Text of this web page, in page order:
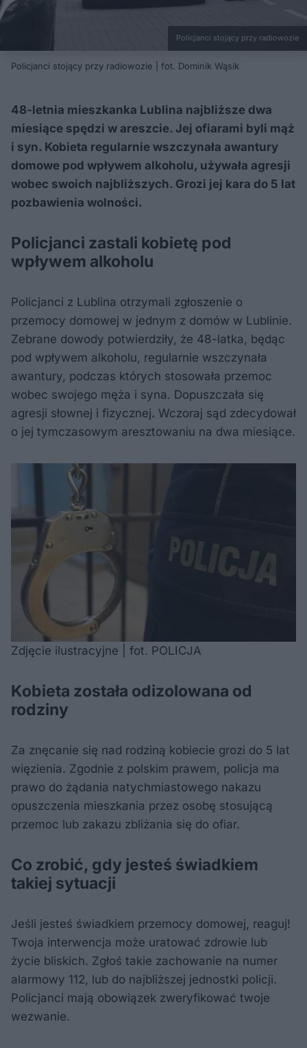
Policjanci stojący przy radiowozie
Policjanci stojący przy radiowozie | fot. Dominik Wąsik
48-letnia mieszkanka Lublina najbliższe dwa
miesiące spędzi w areszcie. Jej ofiarami byli mąż
i syn. Kobieta regularnie wszczynała awantury
domowe pod wpływem alkoholu, używała agresji
wobec swoich najbliższych. Grozi jej kara do 5 lat
pozbawienia wolności.
Policjanci zastali kobietę pod
wpływem alkoholu
Policjanci z Lublina otrzymali zgłoszenie o
przemocy domowej w jednym z domów w Lublinie.
Zebrane dowody potwierdziły, że 48-latka, będąc
pod wpływem alkoholu, regularnie wszczynała
awantury, podczas których stosowała przemoc
wobec swojego męża i syna. Dopuszczała się
agresji słownej i fizycznej. Wczoraj sąd zdecydował
o jej tymczasowym aresztowaniu na dwa miesiące.
Zdjęcie ilustracyjne | fot. POLICJA
Kobieta została odizolowana od
rodziny
Za znęcanie się nad rodziną kobiecie grozi do 5 lat
więzienia. Zgodnie z polskim prawem, policja ma
prawo do żądania natychmiastowego nakazu
opuszczenia mieszkania przez osobę stosującą
przemoc lub zakazu zbliżania się do ofiar.
Co zrobić, gdy jesteś świadkiem
takiej sytuacji
Jeśli jesteś świadkiem przemocy domowej, reaguj!
Twoja interwencja może uratować zdrowie lub
życie bliskich. Zgłoś takie zachowanie na numer
alarmowy 112, lub do najbliższej jednostki policji.
Policjanci mają obowiązek zweryfikować twoje
wezwanie.